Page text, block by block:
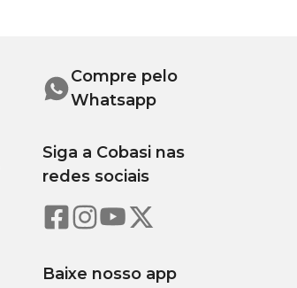
Compre pelo
Whatsapp
Siga a Cobasi nas
redes sociais
Baixe nosso app